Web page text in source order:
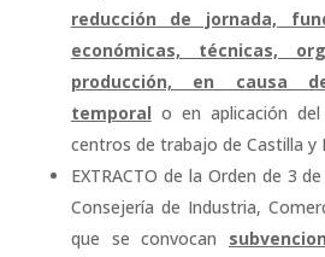
reducción de jornada,
económicas, técnicas,
producción, en causa
temporal o en aplicación
centros de trabajo de Castilla y
EXTRACTO de la Orden de 3
Consejería de Industria,
que se convocan